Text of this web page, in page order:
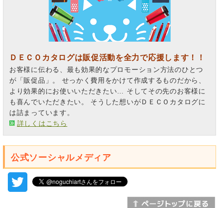
ＤＥＣＯカタログは販促活動を全力で応援します！！
お客様に伝わる、最も効果的なプロモーション方法のひとつ
が「販促品」。 せっかく費用をかけて作成するものだから、
より効果的にお使いいただきたい… そしてその先のお客様に
も喜んでいただきたい。 そうした想いがＤＥＣＯカタログに
は詰まっています。
詳しくはこちら
公式ソーシャルメディア